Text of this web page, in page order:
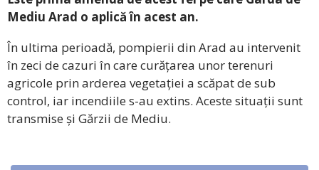
Mediu Arad o aplică în acest an.
În ultima perioadă, pompierii din Arad au intervenit
în zeci de cazuri în care curățarea unor terenuri
agricole prin arderea vegetației a scăpat de sub
control, iar incendiile s-au extins. Aceste situații sunt
transmise și Gărzii de Mediu.